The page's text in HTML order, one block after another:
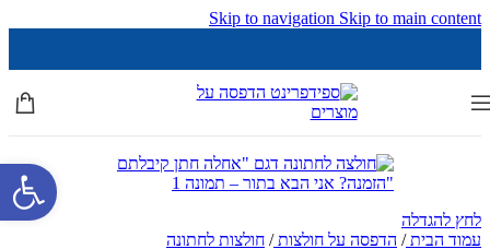
Skip to navigation Skip to main content
לחץ להגדלה
עמוד הבית/ הדפסה על חולצות/ חולצות לחתונה
פתח